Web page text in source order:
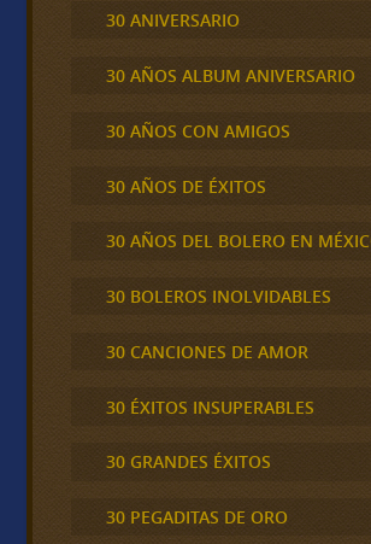
30 ANIVERSARIO
30 AÑOS ALBUM ANIVERSARIO
30 AÑOS CON AMIGOS
30 AÑOS DE ÉXITOS
30 AÑOS DEL BOLERO EN
30 BOLEROS INOLVIDABLES
30 CANCIONES DE AMOR
30 ÉXITOS INSUPERABLES
30 GRANDES ÉXITOS
30 PEGADITAS DE ORO